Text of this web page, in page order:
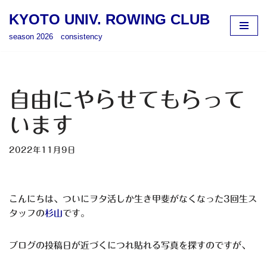
ツ
へ
ス
キ
ッ
KYOTO UNIV. ROWING CLUB
season 2026 consistency
自由にやらせてもらって
います
2022年11月9日
こんにちは、ついにヲタ活しか生き甲斐がなくなった3回生ス
タッフの杉山です。
ブログの投稿日が近づくにつれ貼れる写真を探すのですが、